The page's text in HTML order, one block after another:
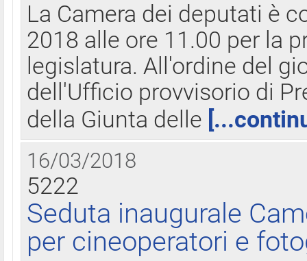
La Camera dei deputati è
2018 alle ore 11.00 per la
legislatura. All'ordine del
dell'Ufficio provvisorio di
della Giunta delle
16/03/2018
5222
Seduta inaugurale
per cineoperatori e